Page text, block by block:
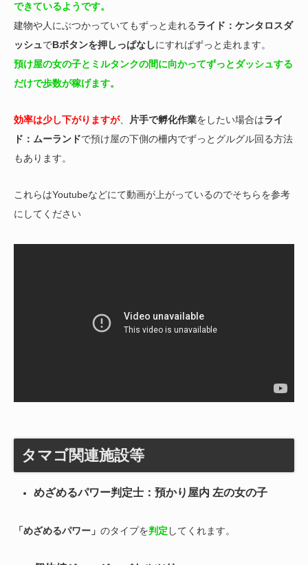
できているようです。
建物や人にぶつかっていてもずっと走れるライド：ケンタロスダ
ッシュでBボタンを押しっぱなしにすればずっと走れます。
預け屋の女の子とミルタンクの間に向かってずっとダッシュする
だけで歩数が稼げます。
効率は少し下がりますが、 片手で孵化作業をしたい場合はライ
ド：ムーランドで預け屋の下側の柵内でずっとグルグル回る方法
もあります。
これらはYoutubeなどにて動画が上がっているのでそちらを参考
にしてください
タマゴ関連施設等
めざめるパワー判定士：預かり屋内 左の女の子
「めざめるパワー」 のタイプを判定 してくれます。